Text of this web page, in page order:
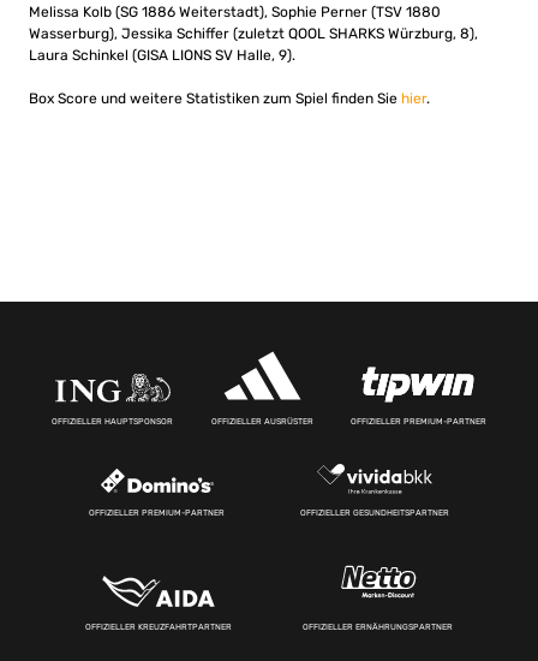
Melissa Kolb (SG 1886 Weiterstadt), Sophie Perner (TSV 1880
Wasserburg), Jessika Schiffer (zuletzt QOOL SHARKS Würzburg, 8),
Laura Schinkel (GISA LIONS SV Halle, 9).
Box Score und weitere Statistiken zum Spiel finden Sie hier.
OFFIZIELLER HAUPTSPONSOR OFFIZIELLER AUSRÜSTER OFFIZIELLER PREMIUM-PARTNER
OFFIZIELLER PREMIUM-PARTNER OFFIZIELLER GESUNDHEITSPARTNER
OFFIZIELLER KREUZFAHRTPARTNER OFFIZIELLER ERNÄHRUNGSPARTNER